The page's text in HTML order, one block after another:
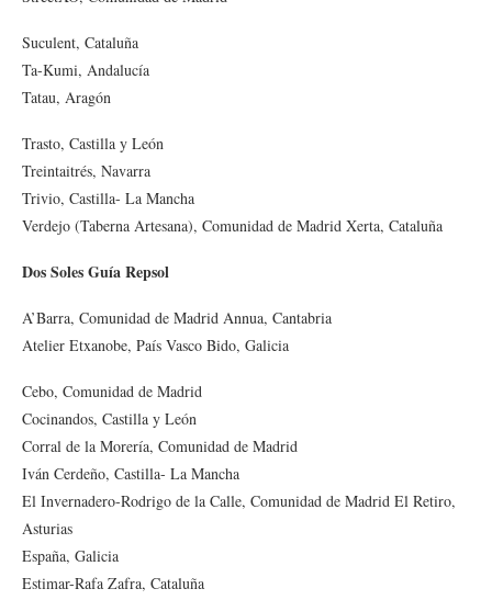
Suculent, Cataluña
Ta-Kumi, Andalucía
Tatau, Aragón
Trasto, Castilla y León
Treintaitrés, Navarra
Trivio, Castilla- La Mancha
Verdejo (Taberna Artesana), Comunidad de Madrid Xerta, Cataluña
Dos Soles Guía Repsol
A’Barra, Comunidad de Madrid Annua, Cantabria
Atelier Etxanobe, País Vasco Bido, Galicia
Cebo, Comunidad de Madrid
Cocinandos, Castilla y León
Corral de la Morería, Comunidad de Madrid
Iván Cerdeño, Castilla- La Mancha
El Invernadero-Rodrigo de la Calle, Comunidad de Madrid El Retiro,
Asturias
España, Galicia
Estimar-Rafa Zafra, Cataluña